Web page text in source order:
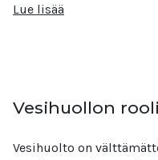
Lue lisää
Vesihuollon rooli
Vesihuolto on